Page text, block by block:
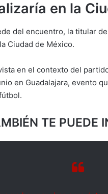
en la
del encuentro, la titular
Ciudad de México.
en el contexto del
en Guadalajara, evento
TE PUEDE